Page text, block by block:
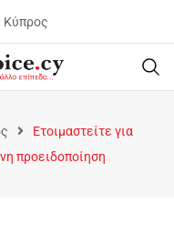
Κύπρος
Ετοιμαστείτε για
προειδοποίηση